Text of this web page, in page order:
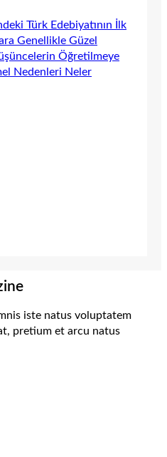
Türk Edebiyatının İlk
Genellikle Güzel
Öğretilmeye
Nedenleri Neler
iste natus voluptatem
pretium et arcu natus